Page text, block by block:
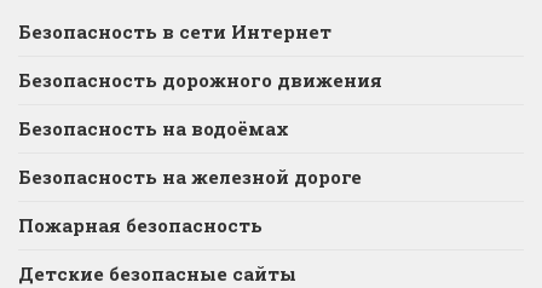
Безопасность в сети Интернет
Безопасность дорожного движения
Безопасность на водоёмах
Безопасность на железной дороге
Пожарная безопасность
Детские безопасные сайты